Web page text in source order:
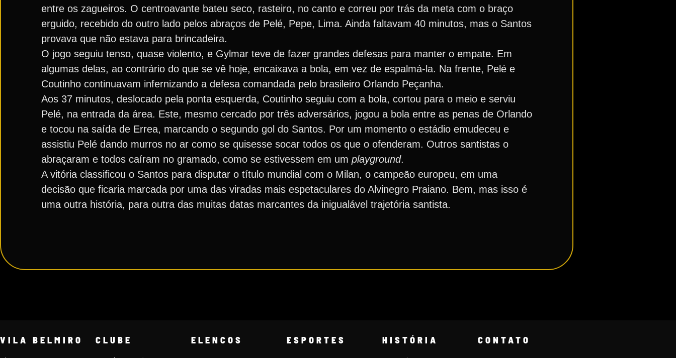
entre os zagueiros. O centroavante bateu seco, rasteiro, no canto e correu por trás da meta com o braço
erguido, recebido do outro lado pelos abraços de Pelé, Pepe, Lima. Ainda faltavam 40 minutos, mas o Santos
provava que não estava para brincadeira.
O jogo seguiu tenso, quase violento, e Gylmar teve de fazer grandes defesas para manter o empate. Em
algumas delas, ao contrário do que se vê hoje, encaixava a bola, em vez de espalmá-la. Na frente, Pelé e
Coutinho continuavam infernizando a defesa comandada pelo brasileiro Orlando Peçanha.
Aos 37 minutos, deslocado pela ponta esquerda, Coutinho seguiu com a bola, cortou para o meio e serviu
Pelé, na entrada da área. Este, mesmo cercado por três adversários, jogou a bola entre as penas de Orlando
e tocou na saída de Errea, marcando o segundo gol do Santos. Por um momento o estádio emudeceu e
assistiu Pelé dando murros no ar como se quisesse socar todos os que o ofenderam. Outros santistas o
abraçaram e todos caíram no gramado, como se estivessem em um playground.
A vitória classificou o Santos para disputar o título mundial com o Milan, o campeão europeu, em uma
decisão que ficaria marcada por uma das viradas mais espetaculares do Alvinegro Praiano. Bem, mas isso é
uma outra história, para outra das muitas datas marcantes da inigualável trajetória santista.
VILA BELMIRO CLUBE ELENCOS ESPORTES HISTÓRIA CONTATO